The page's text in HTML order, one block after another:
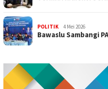
POLITIK 4 Mei 2026
Bawaslu Sambangi